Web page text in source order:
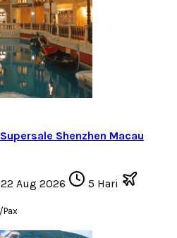
Shenzhen Macau
Aug 2026
5 Hari
/Pax